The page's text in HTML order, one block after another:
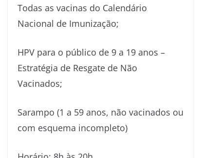
Todas as vacinas do Calendário
Nacional de Imunização;
HPV para o público de 9 a 19 anos –
Estratégia de Resgate de Não
Vacinados;
Sarampo (1 a 59 anos, não vacinados ou
com esquema incompleto)